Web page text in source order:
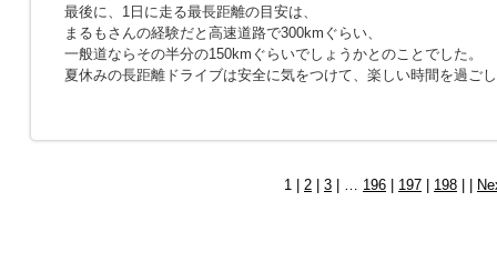
最後に、1日に走る最長距離の目安は、
まるもさんの経験だと高速道路で300kmぐらい、
一般道ならその半分の150kmぐらいでしょうかとのことでした。
夏休みの長距離ドライブは安全に気をつけて、楽しい時間を過ご
1 | 2 3 | … 196 197 198